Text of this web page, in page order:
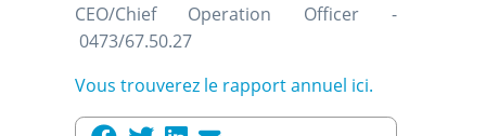
CEO/Chief Operation Officer -
0473/67.50.27
Vous trouverez le rapport annuel ici.